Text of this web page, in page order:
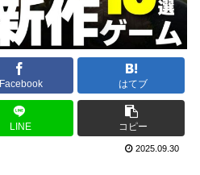
Facebook はてブ
LINE コピー
2025.09.30